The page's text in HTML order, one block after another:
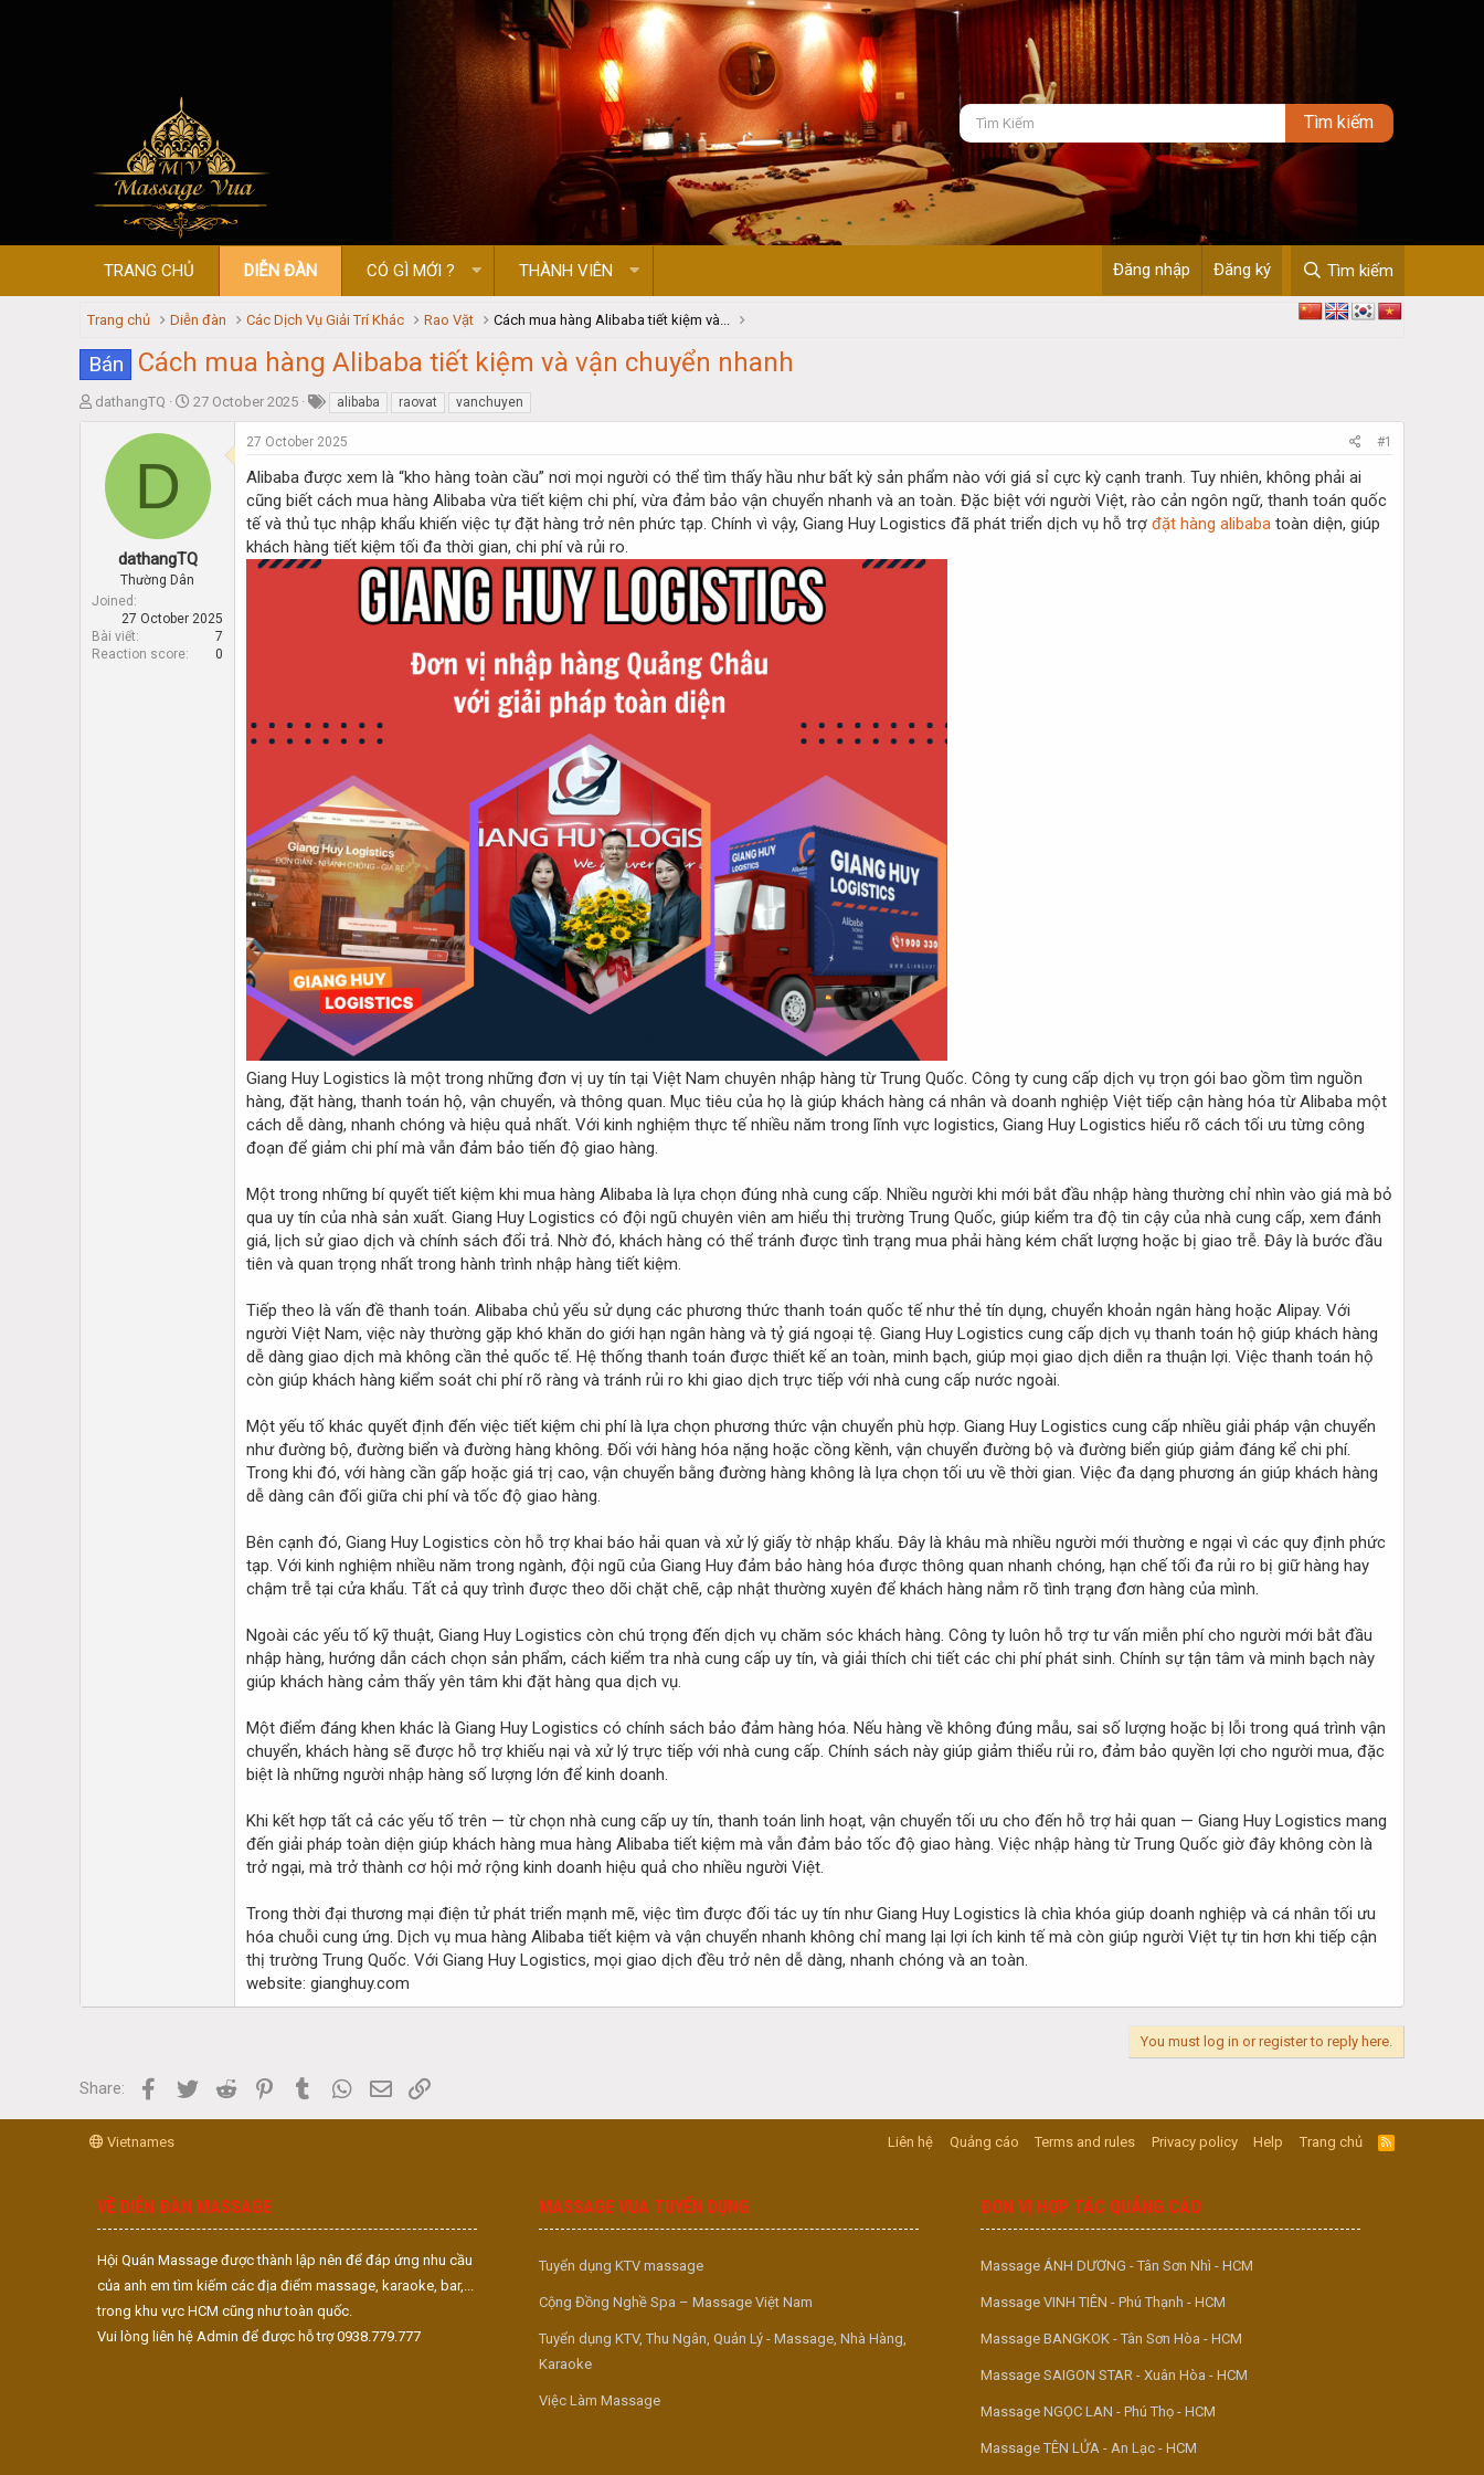
TRANG CHỦ DIỄN ĐÀN CÓ GÌ MỚI ? THÀNH VIÊN Đăng nhập Đăng ký Tìm kiếm
Trang chủ Diễn đàn Các Dịch Vụ Giải Trí Khác Rao Vặt Cách mua hàng Alibaba tiết kiệm và...
Bán Cách mua hàng Alibaba tiết kiệm và vận chuyển nhanh
T
t
r
dathangTQ
S
a
e
27 October 2025 alibaba raovat vanchuyen
D
dathangTQ
Thường Dân
Joined
27 October 2025
Bài viết
7
Reaction score
0
27 October 2025 #1
Alibaba được xem là “kho hàng toàn cầu” nơi mọi người có thể tìm thấy hầu như bất kỳ sản phẩm nào với giá sỉ cực kỳ cạnh tranh. Tuy nhiên, không phải ai
cũng biết cách mua hàng Alibaba vừa tiết kiệm chi phí, vừa đảm bảo vận chuyển nhanh và an toàn. Đặc biệt với người Việt, rào cản ngôn ngữ, thanh toán quốc
tế và thủ tục nhập khẩu khiến việc tự đặt hàng trở nên phức tạp. Chính vì vậy, Giang Huy Logistics đã phát triển dịch vụ hỗ trợ đặt hàng alibaba toàn diện, giúp
khách hàng tiết kiệm tối đa thời gian, chi phí và rủi ro.
Giang Huy Logistics là một trong những đơn vị uy tín tại Việt Nam chuyên nhập hàng từ Trung Quốc. Công ty cung cấp dịch vụ trọn gói bao gồm tìm nguồn
hàng, đặt hàng, thanh toán hộ, vận chuyển, và thông quan. Mục tiêu của họ là giúp khách hàng cá nhân và doanh nghiệp Việt tiếp cận hàng hóa từ Alibaba một
cách dễ dàng, nhanh chóng và hiệu quả nhất. Với kinh nghiệm thực tế nhiều năm trong lĩnh vực logistics, Giang Huy Logistics hiểu rõ cách tối ưu từng công
đoạn để giảm chi phí mà vẫn đảm bảo tiến độ giao hàng.
Một trong những bí quyết tiết kiệm khi mua hàng Alibaba là lựa chọn đúng nhà cung cấp. Nhiều người khi mới bắt đầu nhập hàng thường chỉ nhìn vào giá mà bỏ
qua uy tín của nhà sản xuất. Giang Huy Logistics có đội ngũ chuyên viên am hiểu thị trường Trung Quốc, giúp kiểm tra độ tin cậy của nhà cung cấp, xem đánh
giá, lịch sử giao dịch và chính sách đổi trả. Nhờ đó, khách hàng có thể tránh được tình trạng mua phải hàng kém chất lượng hoặc bị giao trễ. Đây là bước đầu
tiên và quan trọng nhất trong hành trình nhập hàng tiết kiệm.
Tiếp theo là vấn đề thanh toán. Alibaba chủ yếu sử dụng các phương thức thanh toán quốc tế như thẻ tín dụng, chuyển khoản ngân hàng hoặc Alipay. Với
người Việt Nam, việc này thường gặp khó khăn do giới hạn ngân hàng và tỷ giá ngoại tệ. Giang Huy Logistics cung cấp dịch vụ thanh toán hộ giúp khách hàng
dễ dàng giao dịch mà không cần thẻ quốc tế. Hệ thống thanh toán được thiết kế an toàn, minh bạch, giúp mọi giao dịch diễn ra thuận lợi. Việc thanh toán hộ
còn giúp khách hàng kiểm soát chi phí rõ ràng và tránh rủi ro khi giao dịch trực tiếp với nhà cung cấp nước ngoài.
Một yếu tố khác quyết định đến việc tiết kiệm chi phí là lựa chọn phương thức vận chuyển phù hợp. Giang Huy Logistics cung cấp nhiều giải pháp vận chuyển
như đường bộ, đường biển và đường hàng không. Đối với hàng hóa nặng hoặc cồng kềnh, vận chuyển đường bộ và đường biển giúp giảm đáng kể chi phí.
Trong khi đó, với hàng cần gấp hoặc giá trị cao, vận chuyển bằng đường hàng không là lựa chọn tối ưu về thời gian. Việc đa dạng phương án giúp khách hàng
dễ dàng cân đối giữa chi phí và tốc độ giao hàng.
Bên cạnh đó, Giang Huy Logistics còn hỗ trợ khai báo hải quan và xử lý giấy tờ nhập khẩu. Đây là khâu mà nhiều người mới thường e ngại vì các quy định phức
tạp. Với kinh nghiệm nhiều năm trong ngành, đội ngũ của Giang Huy đảm bảo hàng hóa được thông quan nhanh chóng, hạn chế tối đa rủi ro bị giữ hàng hay
chậm trễ tại cửa khẩu. Tất cả quy trình được theo dõi chặt chẽ, cập nhật thường xuyên để khách hàng nắm rõ tình trạng đơn hàng của mình.
Ngoài các yếu tố kỹ thuật, Giang Huy Logistics còn chú trọng đến dịch vụ chăm sóc khách hàng. Công ty luôn hỗ trợ tư vấn miễn phí cho người mới bắt đầu
nhập hàng, hướng dẫn cách chọn sản phẩm, cách kiểm tra nhà cung cấp uy tín, và giải thích chi tiết các chi phí phát sinh. Chính sự tận tâm và minh bạch này
giúp khách hàng cảm thấy yên tâm khi đặt hàng qua dịch vụ.
Một điểm đáng khen khác là Giang Huy Logistics có chính sách bảo đảm hàng hóa. Nếu hàng về không đúng mẫu, sai số lượng hoặc bị lỗi trong quá trình vận
chuyển, khách hàng sẽ được hỗ trợ khiếu nại và xử lý trực tiếp với nhà cung cấp. Chính sách này giúp giảm thiểu rủi ro, đảm bảo quyền lợi cho người mua, đặc
biệt là những người nhập hàng số lượng lớn để kinh doanh.
Khi kết hợp tất cả các yếu tố trên — từ chọn nhà cung cấp uy tín, thanh toán linh hoạt, vận chuyển tối ưu cho đến hỗ trợ hải quan — Giang Huy Logistics mang
đến giải pháp toàn diện giúp khách hàng mua hàng Alibaba tiết kiệm mà vẫn đảm bảo tốc độ giao hàng. Việc nhập hàng từ Trung Quốc giờ đây không còn là
trở ngại, mà trở thành cơ hội mở rộng kinh doanh hiệu quả cho nhiều người Việt.
Trong thời đại thương mại điện tử phát triển mạnh mẽ, việc tìm được đối tác uy tín như Giang Huy Logistics là chìa khóa giúp doanh nghiệp và cá nhân tối ưu
hóa chuỗi cung ứng. Dịch vụ mua hàng Alibaba tiết kiệm và vận chuyển nhanh không chỉ mang lại lợi ích kinh tế mà còn giúp người Việt tự tin hơn khi tiếp cận
thị trường Trung Quốc. Với Giang Huy Logistics, mọi giao dịch đều trở nên dễ dàng, nhanh chóng và an toàn.
website: gianghuy.com
You must log in or register to reply here.
Share: Facebook
Twitter Reddit PinterestTumblr WhatsApp
Email
Vietnames Liên hệ Quảng cáo Terms and rules Privacy policy Help Trang chủ
R
S
VỀ DIỄN ĐÀN MASSAGE
Hội Quán Massage được thành lập nên để đáp ứng nhu cầu
của anh em tìm kiếm các địa điểm massage, karaoke, bar,...
trong khu vực HCM cũng như toàn quốc.
Vui lòng liên hệ Admin để được hỗ trợ 0938.779.777
MASSAGE VUA TUYỂN DỤNG
Tuyển dụng KTV massage
Cộng Đồng Nghề Spa – Massage Việt Nam
Tuyển dụng KTV, Thu Ngân, Quản Lý - Massage, Nhà Hàng,
Karaoke
Việc Làm Massage
ĐƠN VỊ HỢP TÁC QUẢNG CÁO
Massage ÁNH DƯƠNG - Tân Sơn Nhì - HCM
Massage VINH TIÊN - Phú Thạnh - HCM
Massage BANGKOK - Tân Sơn Hòa - HCM
Massage SAIGON STAR - Xuân Hòa - HCM
Massage NGỌC LAN - Phú Thọ - HCM
Massage TÊN LỬA - An Lạc - HCM